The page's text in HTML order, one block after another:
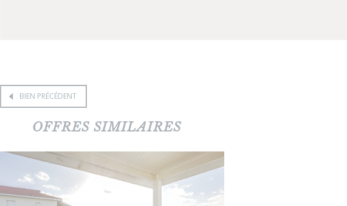
BIEN PRÉCÉDENT
OFFRES SIMILAIRES